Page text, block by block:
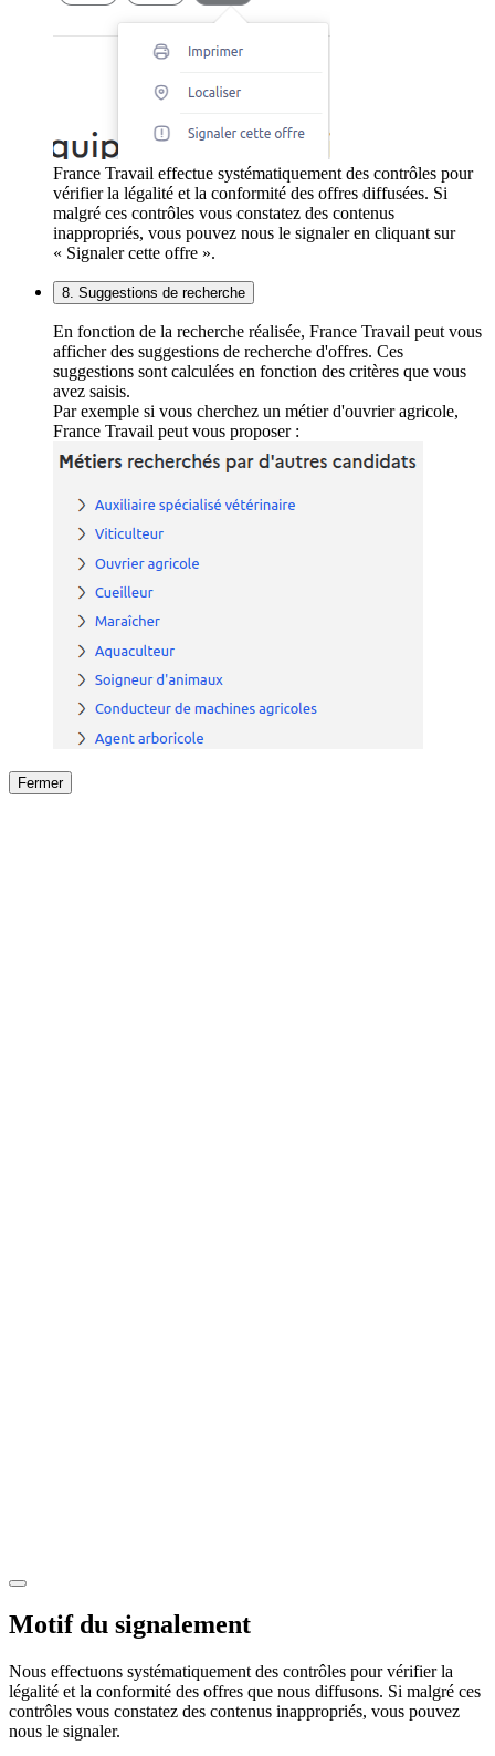
France Travail effectue systématiquement des contrôles pour
vérifier la légalité et la conformité des offres diffusées. Si
malgré ces contrôles vous constatez des contenus
inappropriés, vous pouvez nous le signaler en cliquant sur
« Signaler cette offre ».
8. Suggestions de recherche
En fonction de la recherche réalisée, France Travail peut vous
afficher des suggestions de recherche d'offres. Ces
suggestions sont calculées en fonction des critères que vous
avez saisis.
Par exemple si vous cherchez un métier d'ouvrier agricole,
France Travail peut vous proposer :
Fermer
Motif du signalement
Nous effectuons systématiquement des contrôles pour vérifier la
légalité et la conformité des offres que nous diffusons. Si malgré ces
contrôles vous constatez des contenus inappropriés, vous pouvez
nous le signaler.